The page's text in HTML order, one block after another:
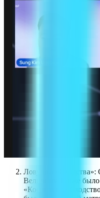
Ловушка «Сходства»:
Величину Также
«Косинусное